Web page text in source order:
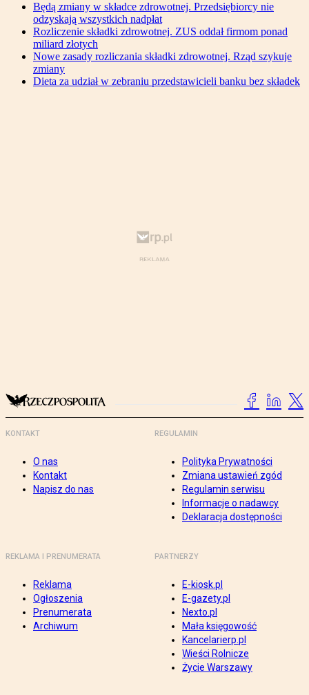
Będą zmiany w składce zdrowotnej. Przedsiębiorcy nie
odzyskają wszystkich nadpłat
Rozliczenie składki zdrowotnej. ZUS oddał firmom ponad
miliard złotych
Nowe zasady rozliczania składki zdrowotnej. Rząd szykuje
zmiany
Dieta za udział w zebraniu przedstawicieli banku bez składek
KONTAKT
O nas
Kontakt
Napisz do nas
REGULAMIN
Polityka Prywatności
Zmiana ustawień zgód
Regulamin serwisu
Informacje o nadawcy
Deklaracja dostępności
REKLAMA I PRENUMERATA
Reklama
Ogłoszenia
Prenumerata
Archiwum
PARTNERZY
E-kiosk.pl
E-gazety.pl
Nexto.pl
Mała księgowość
Kancelarierp.pl
Wieści Rolnicze
Życie Warszawy